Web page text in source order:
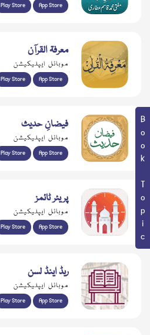
Book Topic
Play Store App Store
معرفۃ القرآن
موبائل ایپلیکیشن
Play Store App Store
فیضانِ حدیث
موبائل ایپلیکیشن
Play Store App Store
پریئر ٹائمز
موبائل ایپلیکیشن
Play Store App Store
ریڈ اینڈ لسن
موبائل ایپلیکیشن
Play Store App Store